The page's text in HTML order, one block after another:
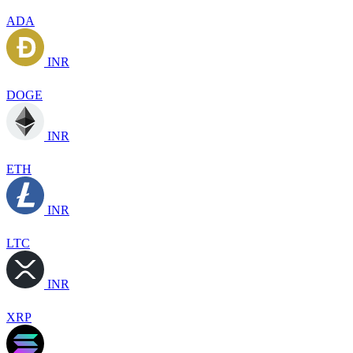
ADA
INR
DOGE
INR
ETH
INR
LTC
INR
XRP